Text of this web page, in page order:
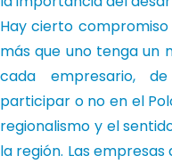
Hay cierto compromiso
más que uno tenga un
cada empresario,
participar o no en el
regionalismo y el
la región. Las